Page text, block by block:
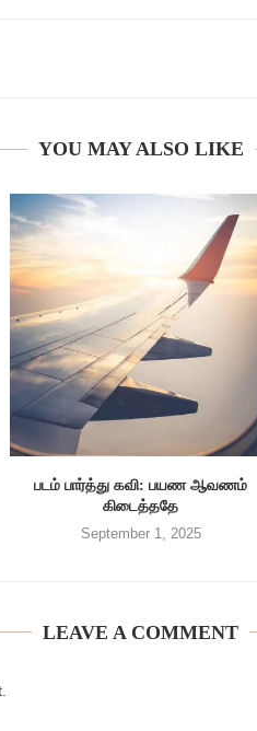
YOU MAY ALSO LIKE
படம் பார்த்து கவி: பயண ஆவணம்
கிடைத்ததே
September 1, 2025
LEAVE A COMMENT